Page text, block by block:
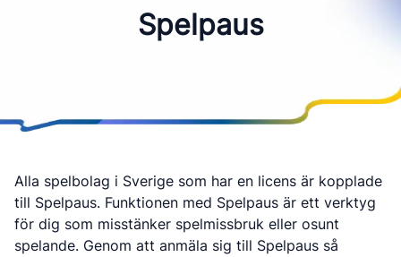
Spelpaus
Alla spelbolag i Sverige som har en licens är kopplade
till Spelpaus. Funktionen med Spelpaus är ett verktyg
för dig som misstänker spelmissbruk eller osunt
spelande. Genom att anmäla sig till Spelpaus så